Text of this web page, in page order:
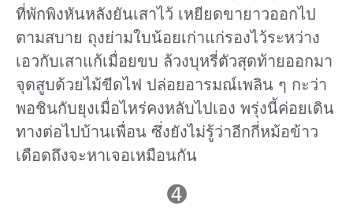
ที่พักพิงหันหลังยันเสาไว้ เหยียดขายาวออกไป
ตามสบาย ถุงย่ามใบน้อยเก่าแก่รองไว้ระหว่าง
เอวกับเสาแก้เมื่อยขบ ล้วงบุหรี่ตัวสุดท้ายออกมา
จุดสูบด้วยไม้ขีดไฟ ปล่อยอารมณ์เพลิน ๆ กะว่า
พอชินกับยุงเมื่อไหร่คงหลับไปเอง พรุ่งนี้ค่อยเดิน
ทางต่อไปบ้านเพื่อน ซึ่งยังไม่รู้ว่าอีกกี่หม้อข้าว
เดือดถึงจะหาเจอเหมือนกัน
➍